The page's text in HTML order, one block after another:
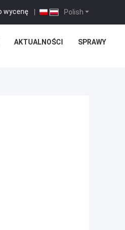
Polish
wycenę |
AKTUALNOŚCI SPRAWY